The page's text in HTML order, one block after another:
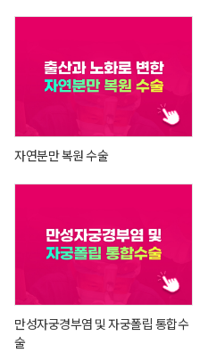
자연분만 복원 수술
만성자궁경부염 및 자궁폴립 통합수
술